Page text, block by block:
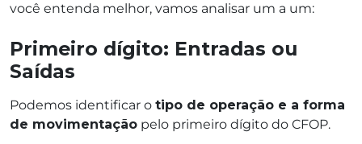
você entenda melhor, vamos analisar um a um:
Primeiro dígito: Entradas ou
Saídas
Podemos identificar o tipo de operação e a forma
de movimentação pelo primeiro dígito do CFOP.